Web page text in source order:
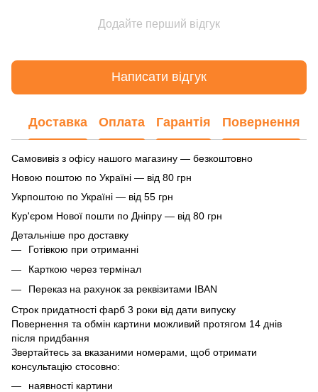
Додайте перший відгук
Написати відгук
Доставка Оплата Гарантія Повернення
Самовивіз з офісу нашого магазину — безкоштовно
Новою поштою по Україні — від 80 грн
Укрпоштою по Україні — від 55 грн
Кур'єром Нової пошти по Дніпру — від 80 грн
Детальніше про доставку
Готівкою при отриманні
Карткою через термінал
Переказ на рахунок за реквізитами IBAN
Строк придатності фарб 3 роки від дати випуску
Повернення та обмін картини можливий протягом 14 днів
після придбання
Звертайтесь за вказаними номерами, щоб отримати
консультацію стосовно:
наявності картини